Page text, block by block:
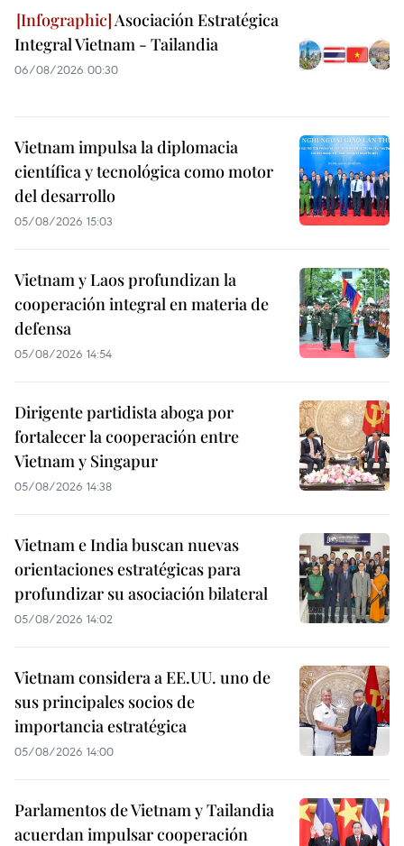
Asociación Estratégica
Integral Vietnam - Tailandia
06/08/2026 00:30
Vietnam impulsa la diplomacia
científica y tecnológica como motor
del desarrollo
05/08/2026 15:03
Vietnam y Laos profundizan la
cooperación integral en materia de
defensa
05/08/2026 14:54
Dirigente partidista aboga por
fortalecer la cooperación entre
Vietnam y Singapur
05/08/2026 14:38
Vietnam e India buscan nuevas
orientaciones estratégicas para
profundizar su asociación bilateral
05/08/2026 14:02
Vietnam considera a EE.UU. uno de
sus principales socios de
importancia estratégica
05/08/2026 14:00
Parlamentos de Vietnam y Tailandia
acuerdan impulsar cooperación